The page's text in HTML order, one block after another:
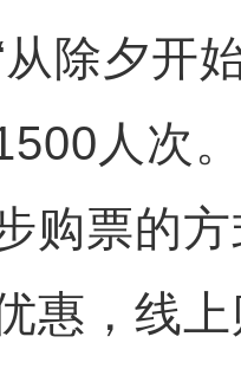
除夕开
人次
购票的
惠，线